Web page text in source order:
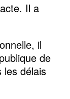
Il a
il
de
les délais